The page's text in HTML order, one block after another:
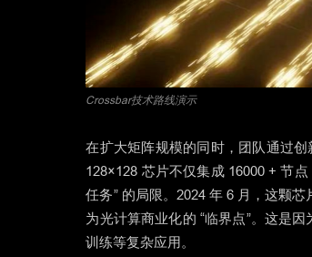
Crossbar技术路线演示
在扩大矩阵规模的同时，团队通过
128×128 芯片不仅集成 16000 + 节
任务” 的局限。2024 年 6 月，这颗
为光计算商业化的 “临界点”。这是
训练等复杂应用。